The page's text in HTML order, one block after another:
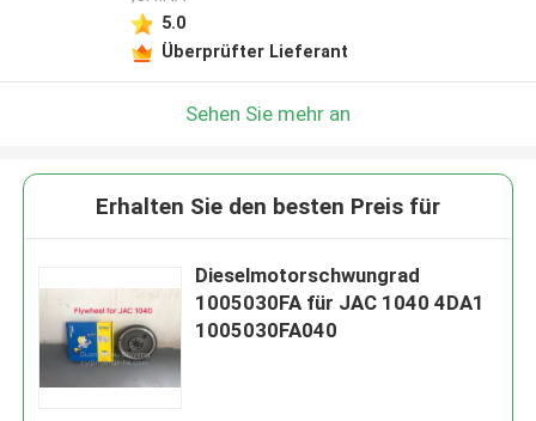
5.0
Überprüfter Lieferant
Sehen Sie mehr an
Erhalten Sie den besten Preis für
Dieselmotorschwungrad
1005030FA für JAC 1040 4DA1
1005030FA040